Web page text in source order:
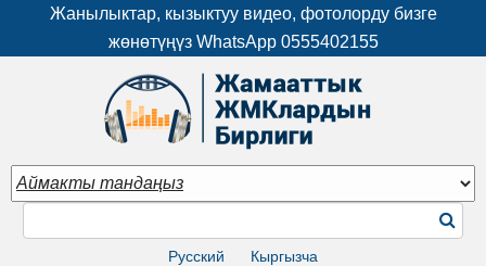
Жанылыктар, кызыктуу видео, фотолорду бизге
жөнөтүңүз WhatsApp 0555402155
Русский Кыргызча